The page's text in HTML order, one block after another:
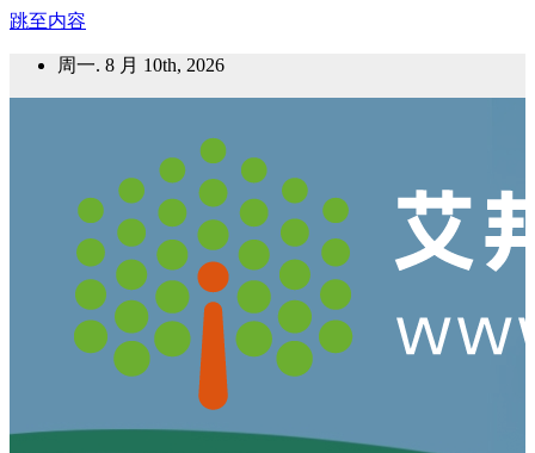
跳至内容
周一. 8 月 10th, 2026